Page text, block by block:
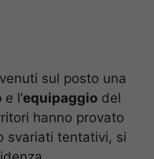
sul posto una
e l’equipaggio del
hanno provato
svariati tentativi, si